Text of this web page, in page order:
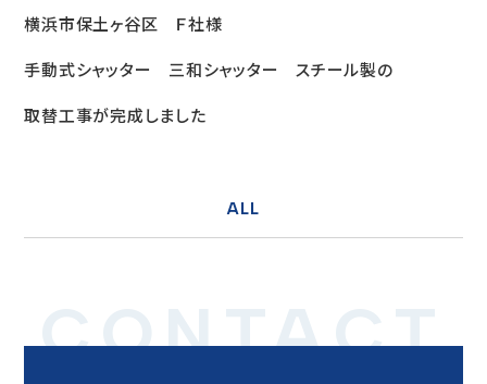
横浜市保土ヶ谷区 Ｆ社様
手動式シャッター 三和シャッター スチール製の
取替工事が完成しました
ALL
CONTACT